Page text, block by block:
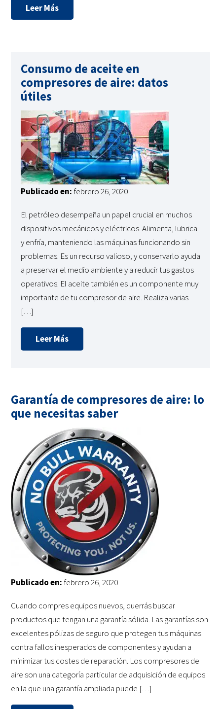
Leer Más
Consumo de aceite en
compresores de aire: datos
útiles
Publicado en: febrero 26, 2020
El petróleo desempeña un papel crucial en muchos
dispositivos mecánicos y eléctricos. Alimenta, lubrica
y enfría, manteniendo las máquinas funcionando sin
problemas. Es un recurso valioso, y conservarlo ayuda
a preservar el medio ambiente y a reducir tus gastos
operativos. El aceite también es un componente muy
importante de tu compresor de aire. Realiza varias
[…]
Leer Más
Garantía de compresores de aire: lo
que necesitas saber
Publicado en: febrero 26, 2020
Cuando compres equipos nuevos, querrás buscar
productos que tengan una garantía sólida. Las garantías son
excelentes pólizas de seguro que protegen tus máquinas
contra fallos inesperados de componentes y ayudan a
minimizar tus costes de reparación. Los compresores de
aire son una categoría particular de adquisición de equipos
en la que una garantía ampliada puede […]